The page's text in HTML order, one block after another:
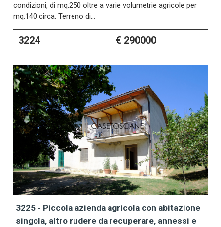
condizioni, di mq.250 oltre a varie volumetrie agricole per
mq.140 circa. Terreno di…
3224 € 290000
3225 - Piccola azienda agricola con abitazione
singola, altro rudere da recuperare, annessi e